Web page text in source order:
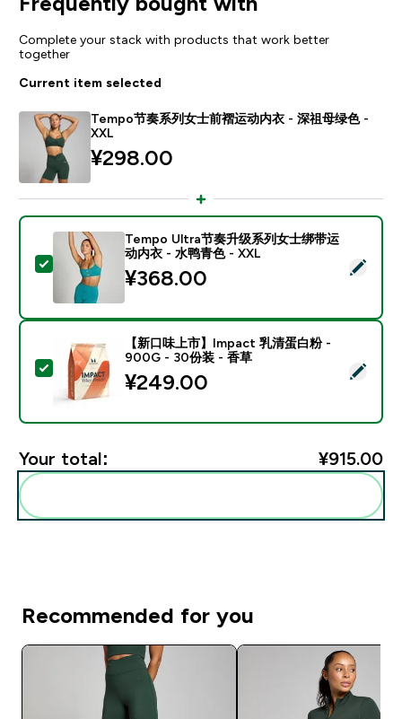
Complete your stack with products that work better
together
Current item selected
Tempo节奏系列女士前褶运动内衣 - 深祖母绿色 -
XXL
¥298.00‎
Select this product - Tempo Ultra节奏升级系列女士
Tempo Ultra节奏升级系列女士绑带运
动内衣 - 水鸭青色 - XXL
¥368.00‎
Select this product - 【新口味上市】Impact 乳清蛋
【新口味上市】Impact 乳清蛋白粉 -
900G - 30份装 - 香草
¥249.00‎
Your total: ¥915.00‎
Recommended for you